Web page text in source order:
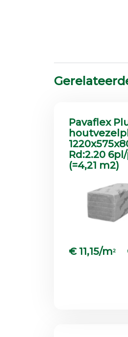
Pavaflex
Rd:2.20
(=4,21 m2)
€ 11,15/m2